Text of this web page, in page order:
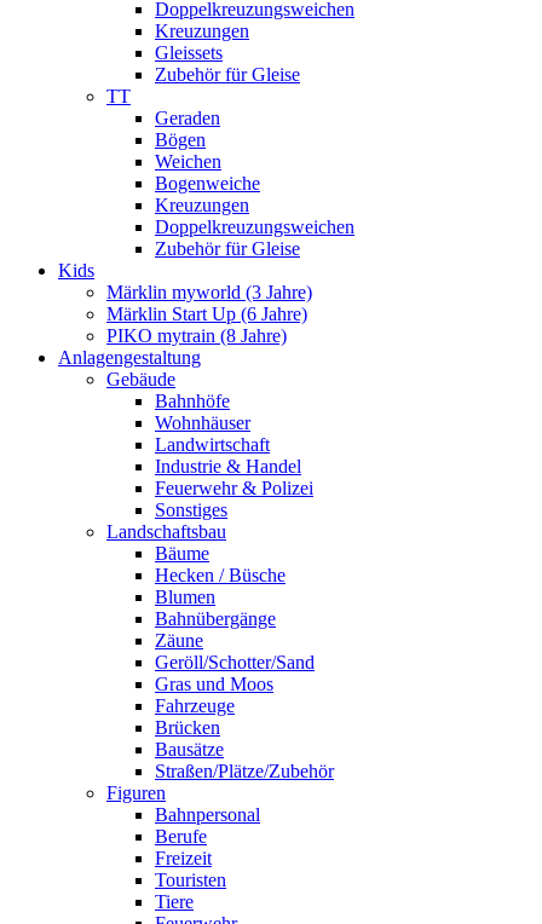
Doppelkreuzungsweichen
Kreuzungen
Gleissets
Zubehör für Gleise
TT
Geraden
Bögen
Weichen
Bogenweiche
Kreuzungen
Doppelkreuzungsweichen
Zubehör für Gleise
Kids
Märklin myworld (3 Jahre)
Märklin Start Up (6 Jahre)
PIKO mytrain (8 Jahre)
Anlagengestaltung
Gebäude
Bahnhöfe
Wohnhäuser
Landwirtschaft
Industrie & Handel
Feuerwehr & Polizei
Sonstiges
Landschaftsbau
Bäume
Hecken / Büsche
Blumen
Bahnübergänge
Zäune
Geröll/Schotter/Sand
Gras und Moos
Fahrzeuge
Brücken
Bausätze
Straßen/Plätze/Zubehör
Figuren
Bahnpersonal
Berufe
Freizeit
Touristen
Tiere